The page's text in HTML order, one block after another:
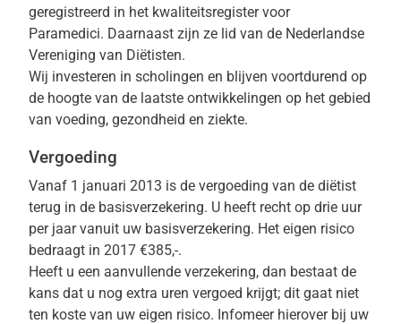
geregistreerd in het kwaliteitsregister voor
Paramedici. Daarnaast zijn ze lid van de Nederlandse
Vereniging van Diëtisten.
Wij investeren in scholingen en blijven voortdurend op
de hoogte van de laatste ontwikkelingen op het gebied
van voeding, gezondheid en ziekte.
Vergoeding
Vanaf 1 januari 2013 is de vergoeding van de diëtist
terug in de basisverzekering. U heeft recht op drie uur
per jaar vanuit uw basisverzekering. Het eigen risico
bedraagt in 2017 €385,-.
Heeft u een aanvullende verzekering, dan bestaat de
kans dat u nog extra uren vergoed krijgt; dit gaat niet
ten koste van uw eigen risico. Infomeer hierover bij uw